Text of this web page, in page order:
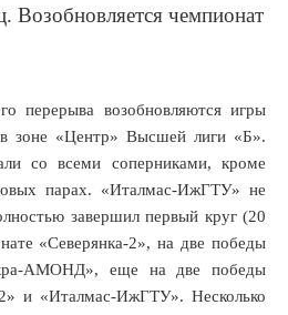
Возобновляется чемпионат
перерыва возобновляются игры
в зоне «Центр» Высшей лиги «Б».
со всеми соперниками, кроме
парах. «Италмас-ИжГТУ» не
завершил первый круг (20
«Северянка-2», на две победы
АМОНД», еще на две победы
и «Италмас-ИжГТУ». Несколько